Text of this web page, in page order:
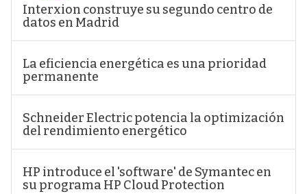
Interxion construye su segundo centro de
datos en Madrid
La eficiencia energética es una prioridad
permanente
Schneider Electric potencia la optimización
del rendimiento energético
HP introduce el 'software' de Symantec en
su programa HP Cloud Protection